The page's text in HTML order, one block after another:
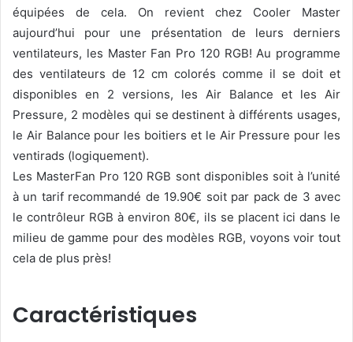
équipées de cela. On revient chez Cooler Master
aujourd’hui pour une présentation de leurs derniers
ventilateurs, les Master Fan Pro 120 RGB! Au programme
des ventilateurs de 12 cm colorés comme il se doit et
disponibles en 2 versions, les Air Balance et les Air
Pressure, 2 modèles qui se destinent à différents usages,
le Air Balance pour les boitiers et le Air Pressure pour les
ventirads (logiquement).
Les MasterFan Pro 120 RGB sont disponibles soit à l’unité
à un tarif recommandé de 19.90€ soit par pack de 3 avec
le contrôleur RGB à environ 80€, ils se placent ici dans le
milieu de gamme pour des modèles RGB, voyons voir tout
cela de plus près!
Caractéristiques